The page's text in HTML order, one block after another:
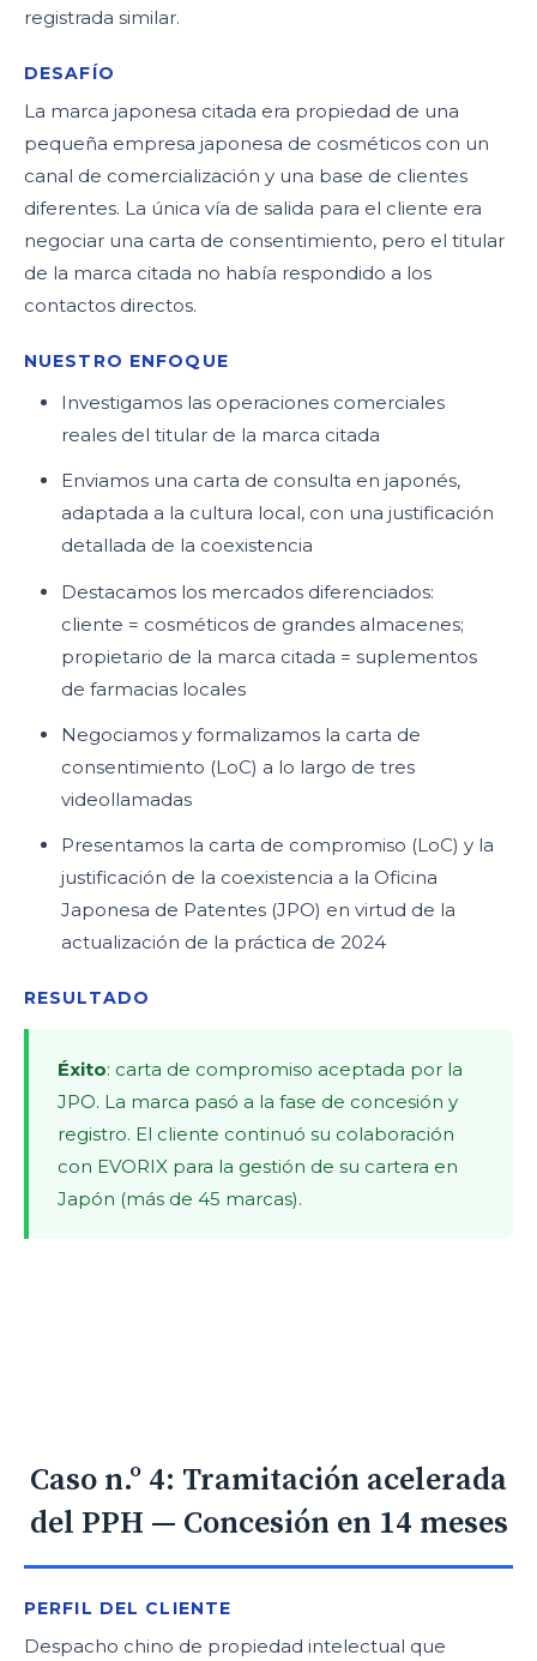
registrada similar.
DESAFÍO
La marca japonesa citada era propiedad de una
pequeña empresa japonesa de cosméticos con un
canal de comercialización y una base de clientes
diferentes. La única vía de salida para el cliente era
negociar una carta de consentimiento, pero el titular
de la marca citada no había respondido a los
contactos directos.
NUESTRO ENFOQUE
Investigamos las operaciones comerciales
reales del titular de la marca citada
Enviamos una carta de consulta en japonés,
adaptada a la cultura local, con una justificación
detallada de la coexistencia
Destacamos los mercados diferenciados:
cliente = cosméticos de grandes almacenes;
propietario de la marca citada = suplementos
de farmacias locales
Negociamos y formalizamos la carta de
consentimiento (LoC) a lo largo de tres
videollamadas
Presentamos la carta de compromiso (LoC) y la
justificación de la coexistencia a la Oficina
Japonesa de Patentes (JPO) en virtud de la
actualización de la práctica de 2024
RESULTADO
Éxito: carta de compromiso aceptada por la
JPO. La marca pasó a la fase de concesión y
registro. El cliente continuó su colaboración
con EVORIX para la gestión de su cartera en
Japón (más de 45 marcas).
Caso n.º 4: Tramitación acelerada
del PPH — Concesión en 14 meses
PERFIL DEL CLIENTE
Despacho chino de propiedad intelectual que